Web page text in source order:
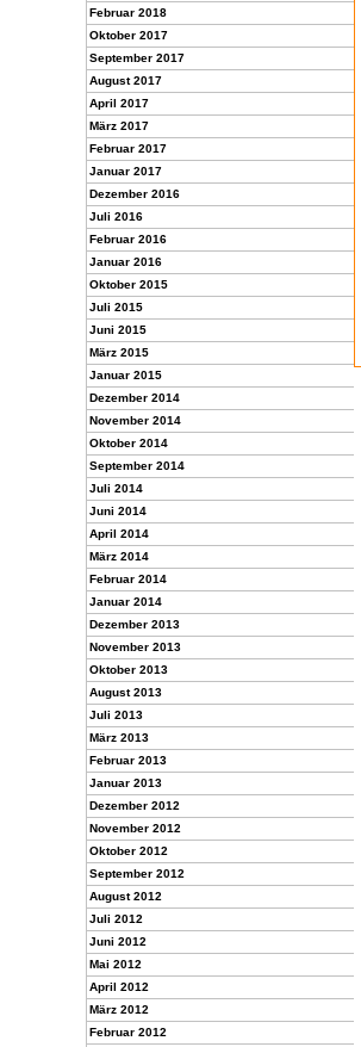
Februar 2018
Oktober 2017
September 2017
August 2017
April 2017
März 2017
Februar 2017
Januar 2017
Dezember 2016
Juli 2016
Februar 2016
Januar 2016
Oktober 2015
Juli 2015
Juni 2015
März 2015
Januar 2015
Dezember 2014
November 2014
Oktober 2014
September 2014
Juli 2014
Juni 2014
April 2014
März 2014
Februar 2014
Januar 2014
Dezember 2013
November 2013
Oktober 2013
August 2013
Juli 2013
März 2013
Februar 2013
Januar 2013
Dezember 2012
November 2012
Oktober 2012
September 2012
August 2012
Juli 2012
Juni 2012
Mai 2012
April 2012
März 2012
Februar 2012